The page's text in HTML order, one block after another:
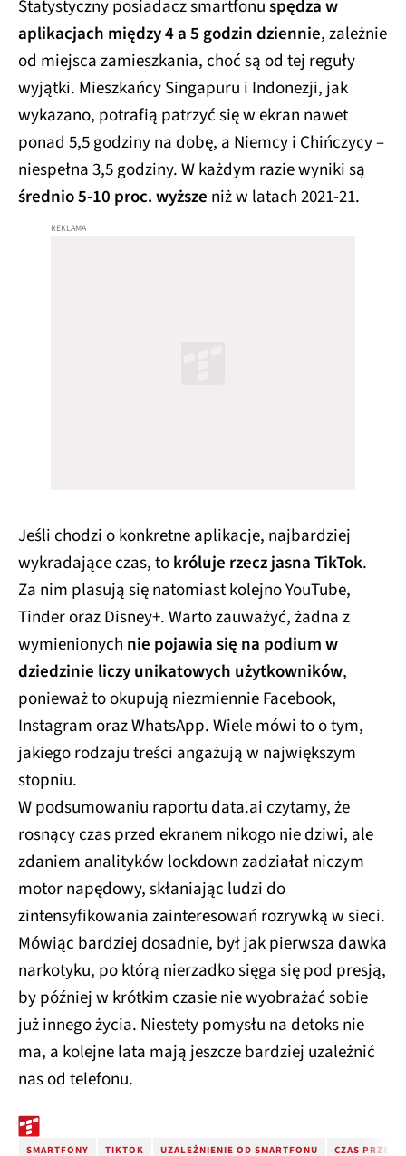
Statystyczny posiadacz smartfonuspędza w
aplikacjach między 4 a 5 godzin dziennie, zależnie
od miejsca zamieszkania, choć są od tej reguły
wyjątki. Mieszkańcy Singapuru i Indonezji, jak
wykazano, potrafią patrzyć się w ekran nawet
ponad 5,5 godziny na dobę, a Niemcy i Chińczycy –
niespełna 3,5 godziny. W każdym razie wyniki są
średnio 5-10 proc. wyższe niż w latach 2021-21.
Jeśli chodzi o konkretne aplikacje, najbardziej
wykradające czas, tokróluje rzecz jasna TikTok.
Za nim plasują się natomiast kolejno YouTube,
Tinder oraz Disney+. Warto zauważyć, żadna z
wymienionych nie pojawia się na podium w
dziedzinie liczy unikatowych użytkowników,
ponieważ to okupują niezmiennie Facebook,
Instagram oraz WhatsApp. Wiele mówi to o tym,
jakiego rodzaju treści angażują w największym
stopniu.
W podsumowaniu raportu data.ai czytamy, że
rosnący czas przed ekranem nikogo nie dziwi, ale
zdaniem analityków lockdown zadziałał niczym
motor napędowy, skłaniając ludzi do
zintensyfikowania zainteresowań rozrywką w sieci.
Mówiąc bardziej dosadnie, był jak pierwsza dawka
narkotyku, po którą nierzadko sięga się pod presją,
by później w krótkim czasie nie wyobrażać sobie
już innego życia. Niestety pomysłu na detoks nie
ma, a kolejne lata mają jeszcze bardziej uzależnić
nas od telefonu.
SMARTFONY TIKTOK UZALEŻNIENIE OD SMARTFONU CZAS PRZED